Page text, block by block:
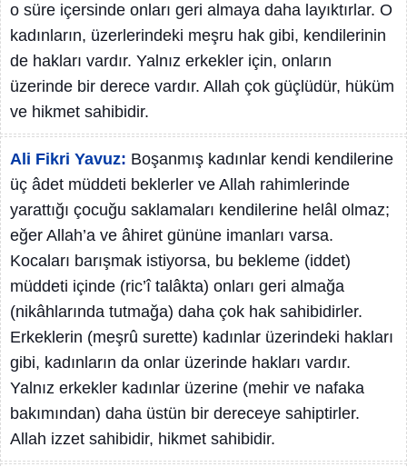
o süre içersinde onları geri almaya daha layıktırlar. O
kadınların, üzerlerindeki meşru hak gibi, kendilerinin
de hakları vardır. Yalnız erkekler için, onların
üzerinde bir derece vardır. Allah çok güçlüdür, hüküm
ve hikmet sahibidir.
Ali Fikri Yavuz: Boşanmış kadınlar kendi kendilerine
üç âdet müddeti beklerler ve Allah rahimlerinde
yarattığı çocuğu saklamaları kendilerine helâl olmaz;
eğer Allah’a ve âhiret gününe imanları varsa.
Kocaları barışmak istiyorsa, bu bekleme (iddet)
müddeti içinde (ric’î talâkta) onları geri almağa
(nikâhlarında tutmağa) daha çok hak sahibidirler.
Erkeklerin (meşrû surette) kadınlar üzerindeki hakları
gibi, kadınların da onlar üzerinde hakları vardır.
Yalnız erkekler kadınlar üzerine (mehir ve nafaka
bakımından) daha üstün bir dereceye sahiptirler.
Allah izzet sahibidir, hikmet sahibidir.